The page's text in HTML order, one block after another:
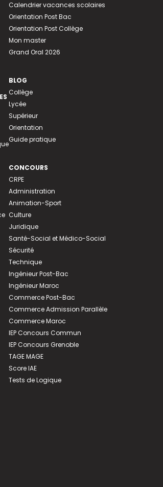
Calendrier vacances scolaires
Orientation Post Bac
Orientation Post Collège
Mon master
Grand Oral 2026
BLOG
Collège
Lycée
Supérieur
Orientation
Guide pratique
CONCOURS
CRPE
Administration
Animation-Sport
Culture
Juridique
Santé-Social et Médico-Social
Sécurité
Technique
Ingénieur Post-Bac
Ingénieur Maroc
Commerce Post-Bac
Commerce Admission Parallèle
Commerce Maroc
IEP Concours Commun
IEP Concours Grenoble
TAGE MAGE
Score IAE
Tests de Logique